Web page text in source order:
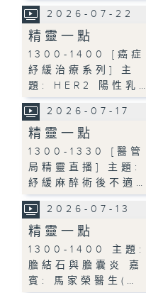
2026-07-22
精靈一點
1300-1400 [癌症
紓緩治療系列] 主
題: HER2 陽性乳…
2026-07-17
精靈一點
1300-1330 [醫管
局精靈直播] 主題:
紓緩麻醉術後不適…
2026-07-13
精靈一點
1300-1400 主題:
膽結石與膽囊炎 嘉
賓: 馬家榮醫生(…